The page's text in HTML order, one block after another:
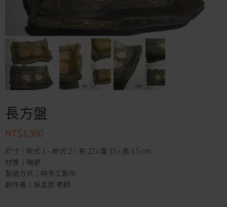
長方盤
NT$3,360
尺寸｜款式 1 – 款式 2：長 22 x 寬 15 x 高 3.5 cm
材質｜陶瓷
製造方式｜純手工製作
創作者｜吳孟哲 老師